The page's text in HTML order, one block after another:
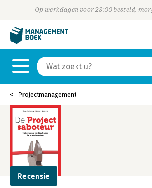
Op werkdagen voor 23:00 besteld,
Projectmanagement
Recensie